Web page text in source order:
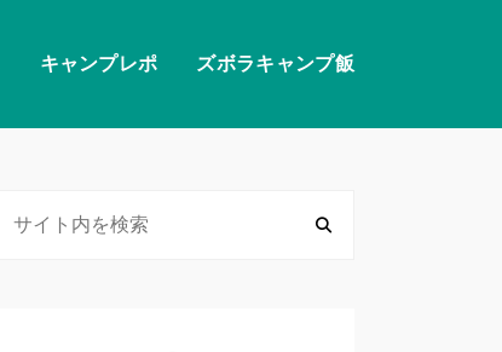
キャンプレポ ズボラキャンプ飯